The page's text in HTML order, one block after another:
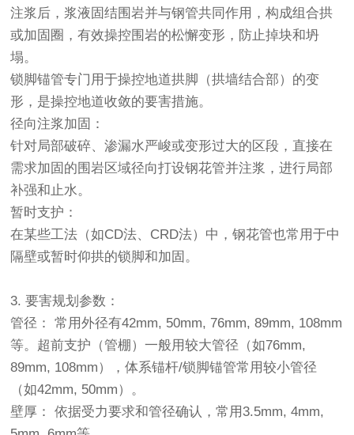
注浆后，浆液固结围岩并与钢管共同作用，构成组合拱
或加固圈，有效操控围岩的松懈变形，防止掉块和坍
塌。
锁脚锚管专门用于操控地道拱脚（拱墙结合部）的变
形，是操控地道收敛的要害措施。
径向注浆加固：
针对局部破碎、渗漏水严峻或变形过大的区段，直接在
需求加固的围岩区域径向打设钢花管并注浆，进行局部
补强和止水。
暂时支护：
在某些工法（如CD法、CRD法）中，钢花管也常用于中
隔壁或暂时仰拱的锁脚和加固。
3. 要害规划参数：
管径： 常用外径有42mm, 50mm, 76mm, 89mm, 108mm
等。超前支护（管棚）一般用较大管径（如76mm,
89mm, 108mm），体系锚杆/锁脚锚管常用较小管径
（如42mm, 50mm）。
壁厚： 依据受力要求和管径确认，常用3.5mm, 4mm,